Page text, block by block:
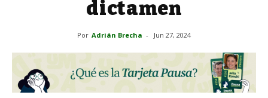
dictamen
Por Adrián Brecha - Jun 27, 2024